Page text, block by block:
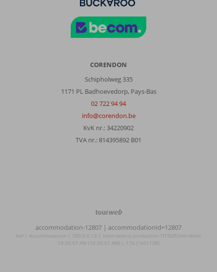
CORENDON
Schipholweg 335
1171 PL Badhoevedorp, Pays-Bas
02 722 94 94
info@corendon.be
KvK nr.: 34220902
TVA nr.: 814395892 B01
TourWeb
NetMatch
accommodation-12807 | accommodationId=12807
bef | Accommodation | 380.0.0.13 | netm-web-ui-production-7f756f55dd-n6hzs
10:56:57 AM (10:56:57 AM) | 176 (160|138)